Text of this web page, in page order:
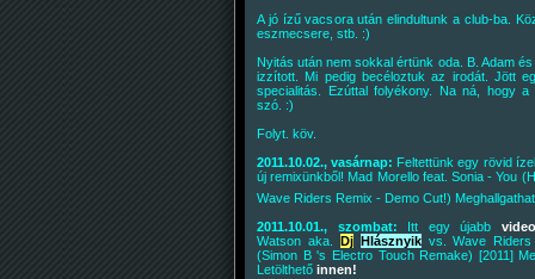
A jó ízű vacsora után elindultunk a club-ba.
eszmecsere, stb. :)
Nyitás után nem sokkal értünk oda. B. Adam
izzított. Mi pedig becéloztuk az irodát. Jött
specialitás. Ezúttal folyékony. Na ná, hogy a
szó. :)
Folyt. köv.
2011.10.02., vasárnap: Feltettünk egy rövid
új remixünkből! Mad Morello feat. Sonia - You
Wave Riders Remix - Demo Cut!)
2011.10.01., szombat: Itt egy újabb
Watson aka.
Dj Hlásznyikvs. Wave Riders
(Simon B 's Electro Touch Remake) [2011]
Letölthető innen!